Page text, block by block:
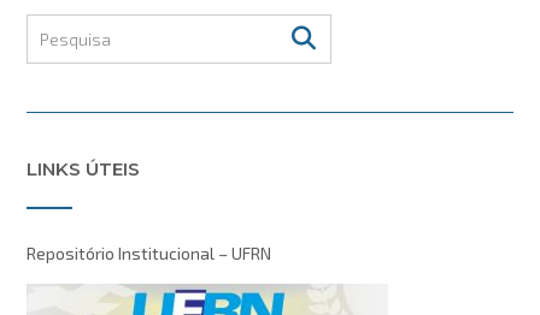
LINKS ÚTEIS
Repositório Institucional – UFRN